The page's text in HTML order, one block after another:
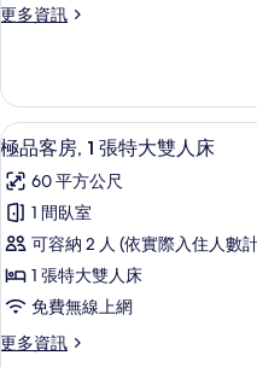
張
大
雙
人
床
的
所
有
相
片
更多資訊
更
客
房,
1
特
大
人
床
的
詳
情
顯
示
極
品
客
房,
張
6
極品客房, 1 張特大雙人床
60 平方公尺
1 間臥室
可容納 2 人 (依實際入住人數
1 張特大雙人床
免費無線上網
更多資訊
更